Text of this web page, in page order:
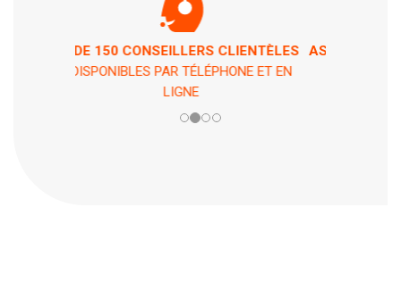
ASSISTANCE 7 JOURS / 7 ET 24H / 24
EN CAS DE PÉPIN !